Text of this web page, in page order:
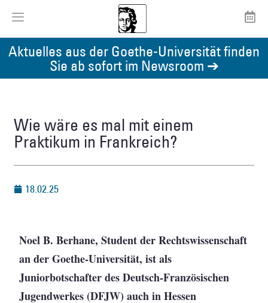
Aktuelles aus der Goethe-Universität finden
Sie ab sofort im Newsroom ➔
Wie wäre es mal mit einem
Praktikum in Frankreich?
18.02.25
Noel B. Berhane, Student der Rechtswissenschaft
an der Goethe-Universität, ist als
Juniorbotschafter des Deutsch-Französischen
Jugendwerkes (DFJW) auch in Hessen